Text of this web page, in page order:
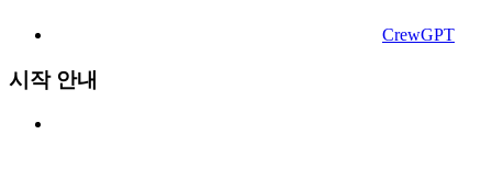
CrewGPT
시작 안내